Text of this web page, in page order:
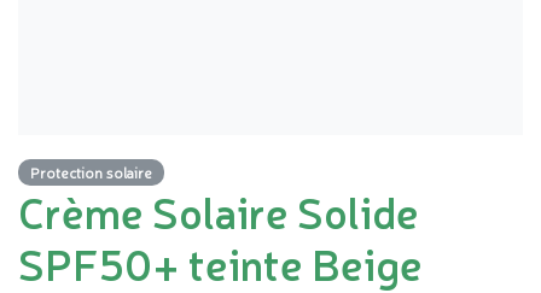
Protection solaire
Crème Solaire Solide
SPF50+ teinte Beige